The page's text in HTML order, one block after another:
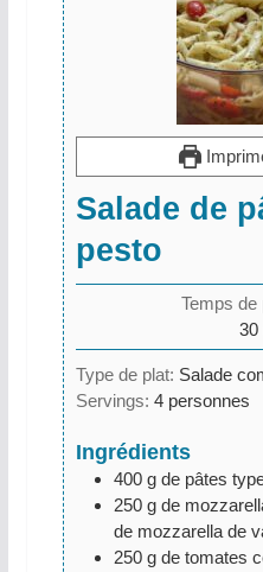
Salade de
pesto
Temps de
30
Type de plat: Salade
Servings: 4 personnes
Ingrédients
400 g de pâtes
250 g de
de mozzarella de
250 g de tomates